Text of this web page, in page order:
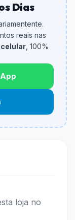
participantes
podem
Dias
reais nas
, 100%
loja no